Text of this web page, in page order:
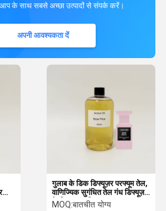
के साथ सबसे अच्छा उत्पादों से संपर्क करें।
अपनी आवश्यकता दें
गुलाब के डिक डिफ्यूज़र परफ्यूम तेल,
वाणिज्यिक सुगंधित तेल गंध डिफ्यूज़र
के लिए अनुकूलित
MOQ:बातचीत योग्य